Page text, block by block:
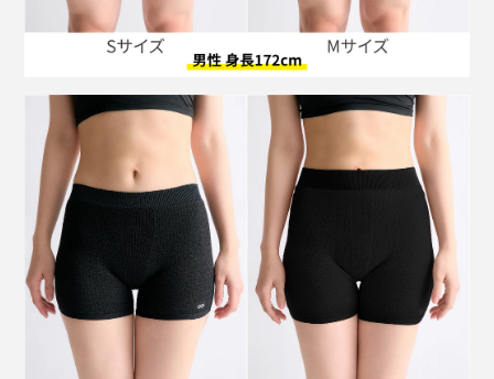
ビジネスとして成立させる
という高い壁を次々とクリアし、『株式会社JEPLAN』
のいまがあります。アパレルブランド『BRING』は、そ
のビジネスモデルが持続可能であることを証明するため
ブランドでもあるです。
ゴミで車が走る未来を夢見て、情熱を持ち続け、“正し
いこと”を“楽しいこと”に変え、不可能と思われていた未
来を現実のものにした『株式会社JEPLAN』。
『BRING』の服を身につけることは、未来の「福」につ